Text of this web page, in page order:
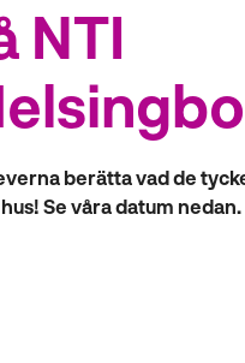
NTI
berätta vad de
Se våra datum nedan.